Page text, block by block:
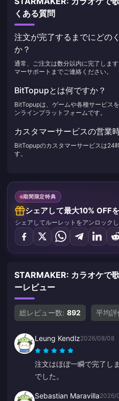
くある質問
注文が完了するまでにどの
か？
通常、ご注文は数分以内に完了しま
マーサポートまでご連絡ください。
BitTopupとは何ですか？
BitTopupは、ゲームや各種サービス
ンラインプラットフォームです。
カスタマーサービスの営業
BitTopupのカスタマーサービスは24
す。
期間限定特典
シェアして最大10% OFF
シェアしてルーレットをアンロックし
STARMAKER: カラオケで
ーレビュー
総レビュー数: 892 平均評
Leung Kendlz2026/08/08
注文はほぼ一瞬で完了し
でした。
Sebastian Maravilla2026/